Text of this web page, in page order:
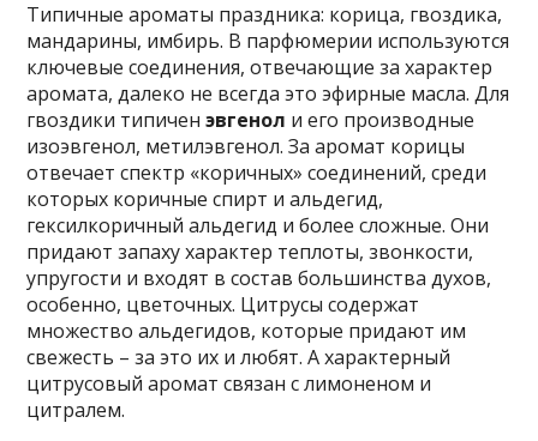
Типичные ароматы праздника: корица, гвоздика,
мандарины, имбирь. В парфюмерии используются
ключевые соединения, отвечающие за характер
аромата, далеко не всегда это эфирные масла. Для
гвоздики типиченэвгенол и его производные
изоэвгенол, метилэвгенол. За аромат корицы
отвечает спектр «коричных» соединений, среди
которых коричные спирт и альдегид,
гексилкоричный альдегид и более сложные. Они
придают запаху характер теплоты, звонкости,
упругости и входят в состав большинства духов,
особенно, цветочных. Цитрусы содержат
множество альдегидов, которые придают им
свежесть – за это их и любят. А характерный
цитрусовый аромат связан с лимоненом и
цитралем.